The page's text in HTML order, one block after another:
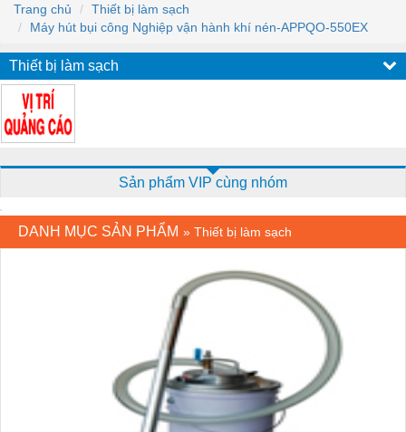
Trang chủ
Thiết bị làm sạch
Máy hút bụi công Nghiệp vận hành khí nén-APPQO-550EX
Thiết bị làm sạch
Sản phẩm VIP cùng nhóm
DANH MỤC SẢN PHẨM » Thiết bị làm sạch